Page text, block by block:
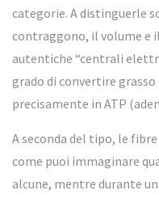
categorie. A distinguerle
contraggono, il volume e
autentiche “centrali
grado di convertire
precisamente in ATP
A seconda del tipo, le
come puoi immaginare
alcune, mentre durante